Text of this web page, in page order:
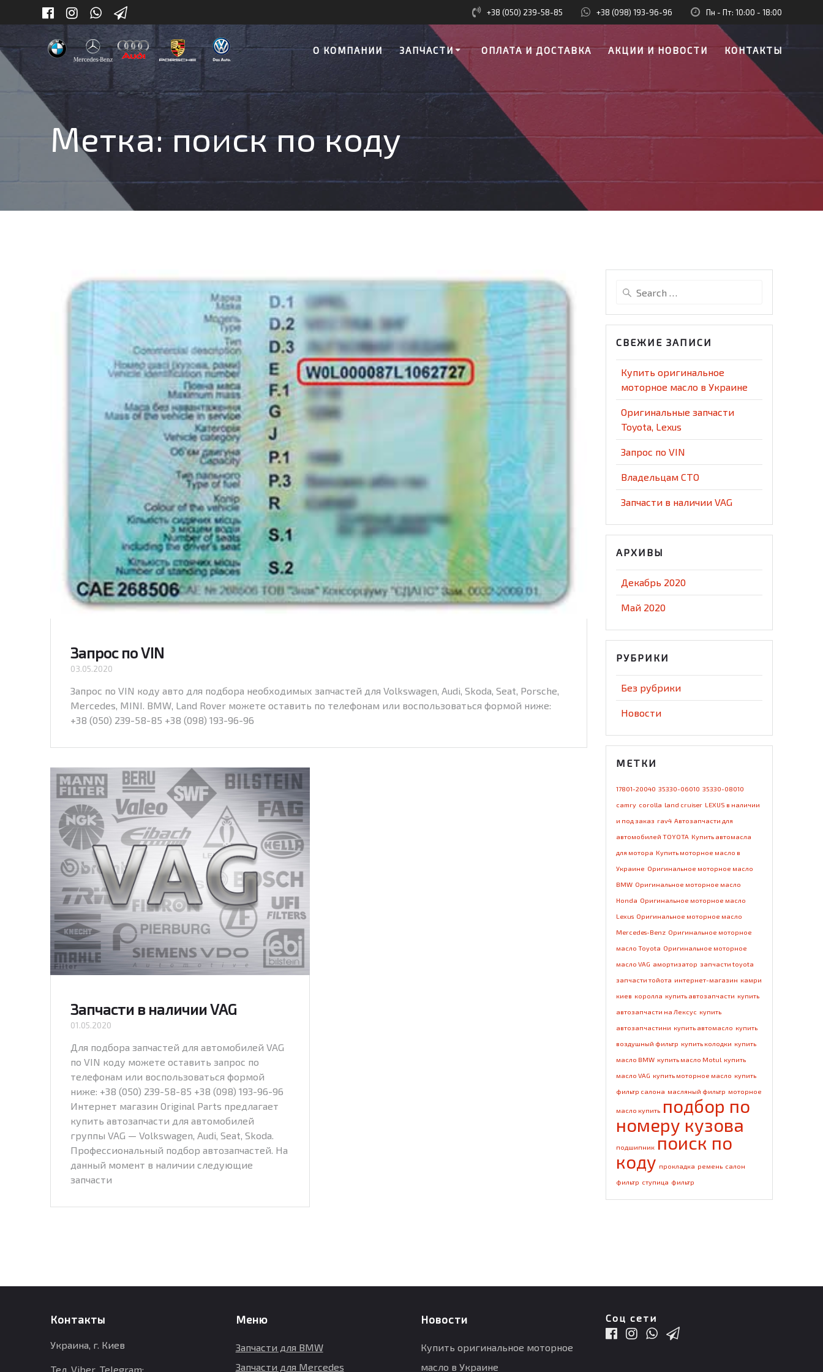
+38 (050) 239-58-85 +38 (098) 193-96-96 Пн - Пт: 10:00 - 18:00
О КОМПАНИИ ЗАПЧАСТИ ОПЛАТА И ДОСТАВКА АКЦИИ И НОВОСТИ КОНТАКТЫ
Метка:поиск по коду
Запрос по VIN
03.05.2020
Запрос по VIN коду авто для подбора необходимых запчастей для Volkswagen, Audi, Skoda, Seat, Porsche,
Mercedes, MINI. BMW, Land Rover можете оставить по телефонам или воспользоваться формой ниже:
+38 (050) 239-58-85 +38 (098) 193-96-96
Запчасти в наличии VAG
01.05.2020
Для подбора запчастей для автомобилей VAG
по VIN коду можете оставить запрос по
телефонам или воспользоваться формой
ниже: +38 (050) 239-58-85 +38 (098) 193-96-96
Интернет магазин Original Parts предлагает
купить автозапчасти для автомобилей
группы VAG — Volkswagen, Audi, Seat, Skoda.
Профессиональный подбор автозапчастей. На
данный момент в наличии следующие
запчасти
Search
СВЕЖИЕ ЗАПИСИ
Купить оригинальное
моторное масло в Украине
Оригинальные запчасти
Toyota, Lexus
Запрос по VIN
Владельцам СТО
Запчасти в наличии VAG
АРХИВЫ
Декабрь 2020
Май 2020
РУБРИКИ
Без рубрики
Новости
МЕТКИ
17801-20040 35330-06010 35330-08010
camry corolla land cruiser LEXUS в наличии
и под заказ rav4 Автозапчасти для
автомобилей TOYOTA Купить автомасла
для мотора Купить моторное масло в
Украине Оригинальное моторное масло
BMW Оригинальное моторное масло
Honda Оригинальное моторное масло
Lexus Оригинальное моторное масло
Mercedes-Benz Оригинальное моторное
масло Toyota Оригинальное моторное
масло VAG амортизатор запчасти toyota
запчасти тойота интернет-магазин камри
киев королла купить автозапчасти купить
автозапчасти на Лексус купить
автозапчастини купить автомасло купить
воздушный фильтр купить колодки купить
масло BMW купить масло Motul купить
масло VAG купить моторное масло купить
фильтр салона масляный фильтр моторное
масло купить подбор по
номеру кузова
подшипник поиск по
коду прокладка ремень салон
фильтр ступица фильтр
Контакты
Украина, г. Киев
Тел, Viber, Telegram:
Меню
Запчасти для BMW
Запчасти для Mercedes
Новости
Купить оригинальное моторное
масло в Украине
Соц сети